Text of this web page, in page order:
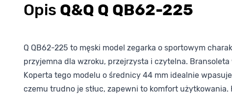
Opis Q&Q Q QB62-225
Q QB62-225 to męski model zegarka o sportowym
przyjemna dla wzroku, przejrzysta i czytelna.
Koperta tego modelu o średnicy 44 mm idealnie
czemu trudno je stłuc, zapewni to komfort